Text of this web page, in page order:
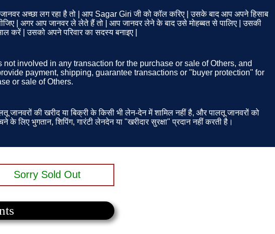
अच्छा लग रहा है तो | आप Sagar Giri जी को कॉल करिए | उसके बाद आप अपने हिसाब
| अगर आप जानवर ले लेते हैं तो | आप जानवर लेने के बाद उसे मोहब्बत से पालिए | उसकी
करें | उसको अपने परिवार का सदस्य बनाइए |
not involved in any transaction for the purchase or sale of Others, and
payment, shipping, guarantee transactions or "buyer protection" for
or sale of Others.
जानवरों की खरीद या बिक्री के किसी भी लेन-देन में शामिल नहीं है, और पालतू जानवरों को
के लिए भुगतान, शिपिंग, गारंटी लेनदेन या "खरीदार सुरक्षा" प्रदान नहीं करती है।
Sorry Sold Out